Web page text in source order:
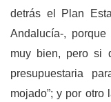
detrás el Plan
Andalucía-,
muy bien, pero si
presupuestaria
mojado”; y por otro